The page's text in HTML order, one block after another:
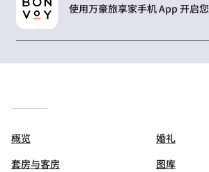
使用万豪旅享家手机 App 开启
概览
套房与客房
婚礼
图库